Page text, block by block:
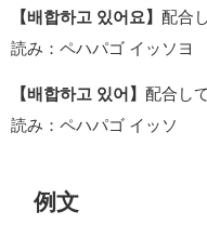
【배합하고 있어요】 配合
読み：ペハパゴ イッソヨ
【배합하고 있어】 配合し
読み：ペハパゴ イッソ
例文